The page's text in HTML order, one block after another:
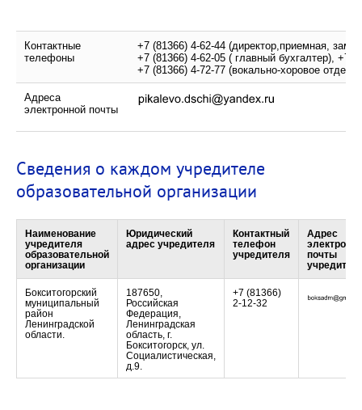
Контактные
телефоны
+7 (81366) 4-62-44 (директор,приемная,
+7 (81366) 4-62-05 ( главный бухгалтер), +7
+7 (81366) 4-72-77 (вокально-хоровое
Адреса
электронной почты
Сведения о каждом учредителе
образовательной организации
Наименование
учредителя
образовательной
организации
Юридический
адрес учредителя
Контактный
телефон
учредителя
Адрес
почты
Бокситогорский
муниципальный
район
Ленинградской
области.
187650,
Российская
Федерация,
Ленинградская
область, г.
Бокситогорск, ул.
Социалистическая,
д.9.
+7 (81366)
2-12-32